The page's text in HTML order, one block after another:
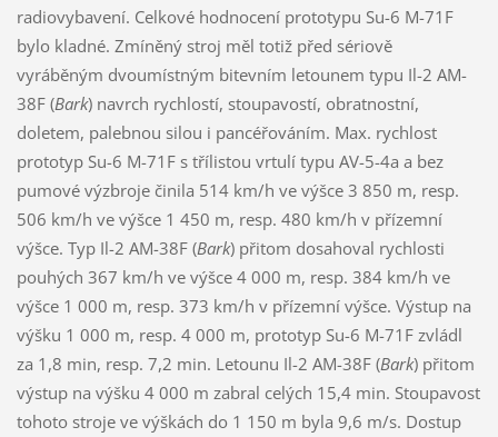
radiovybavení. Celkové hodnocení prototypu Su-6 M-71F
bylo kladné. Zmíněný stroj měl totiž před sériově
vyráběným dvoumístným bitevním letounem typu Il-2 AM-
38F (Bark) navrch rychlostí, stoupavostí, obratnostní,
doletem, palebnou silou i pancéřováním. Max. rychlost
prototyp Su-6 M-71F s třílistou vrtulí typu AV-5-4a a bez
pumové výzbroje činila 514 km/h ve výšce 3 850 m, resp.
506 km/h ve výšce 1 450 m, resp. 480 km/h v přízemní
výšce. Typ Il-2 AM-38F (Bark) přitom dosahoval rychlosti
pouhých 367 km/h ve výšce 4 000 m, resp. 384 km/h ve
výšce 1 000 m, resp. 373 km/h v přízemní výšce. Výstup na
výšku 1 000 m, resp. 4 000 m, prototyp Su-6 M-71F zvládl
za 1,8 min, resp. 7,2 min. Letounu Il-2 AM-38F (Bark) přitom
výstup na výšku 4 000 m zabral celých 15,4 min. Stoupavost
tohoto stroje ve výškách do 1 150 m byla 9,6 m/s. Dostup